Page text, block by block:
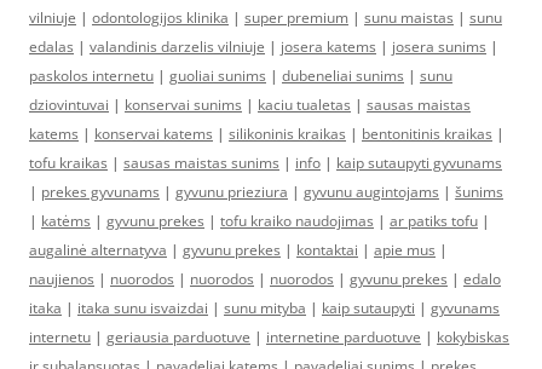
vilniuje | odontologijos klinika | super premium | sunu maistas | sunu
edalas | valandinis darzelis vilniuje | josera katems | josera sunims |
paskolos internetu | guoliai sunims | dubeneliai sunims | sunu
dziovintuvai | konservai sunims | kaciu tualetas | sausas maistas
katems | konservai katems | silikoninis kraikas | bentonitinis kraikas |
tofu kraikas | sausas maistas sunims | info | kaip sutaupyti gyvunams
| prekes gyvunams | gyvunu prieziura | gyvunu augintojams | šunims
| katėms | gyvunu prekes | tofu kraiko naudojimas | ar patiks tofu |
augalinė alternatyva | gyvunu prekes | kontaktai | apie mus |
naujienos | nuorodos | nuorodos | nuorodos | gyvunu prekes | edalo
itaka | itaka sunu isvaizdai | sunu mityba | kaip sutaupyti | gyvunams
internetu | geriausia parduotuve | internetine parduotuve | kokybiskas